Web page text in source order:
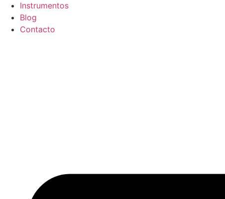
Instrumentos
Blog
Contacto